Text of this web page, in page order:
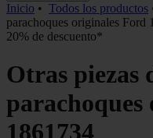
Inicio • Todos los productos
parachoques originales Ford
20% de descuento*
Otras piezas
1861734